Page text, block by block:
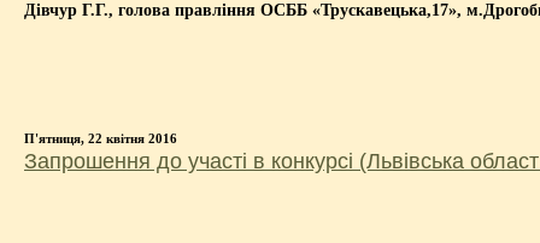
Дівчур Г.Г., голова правління ОСББ «Трускавецька,17»,
П'ятниця, 22 квітня 2016
Запрошення до участі в конкурсі (Львівська